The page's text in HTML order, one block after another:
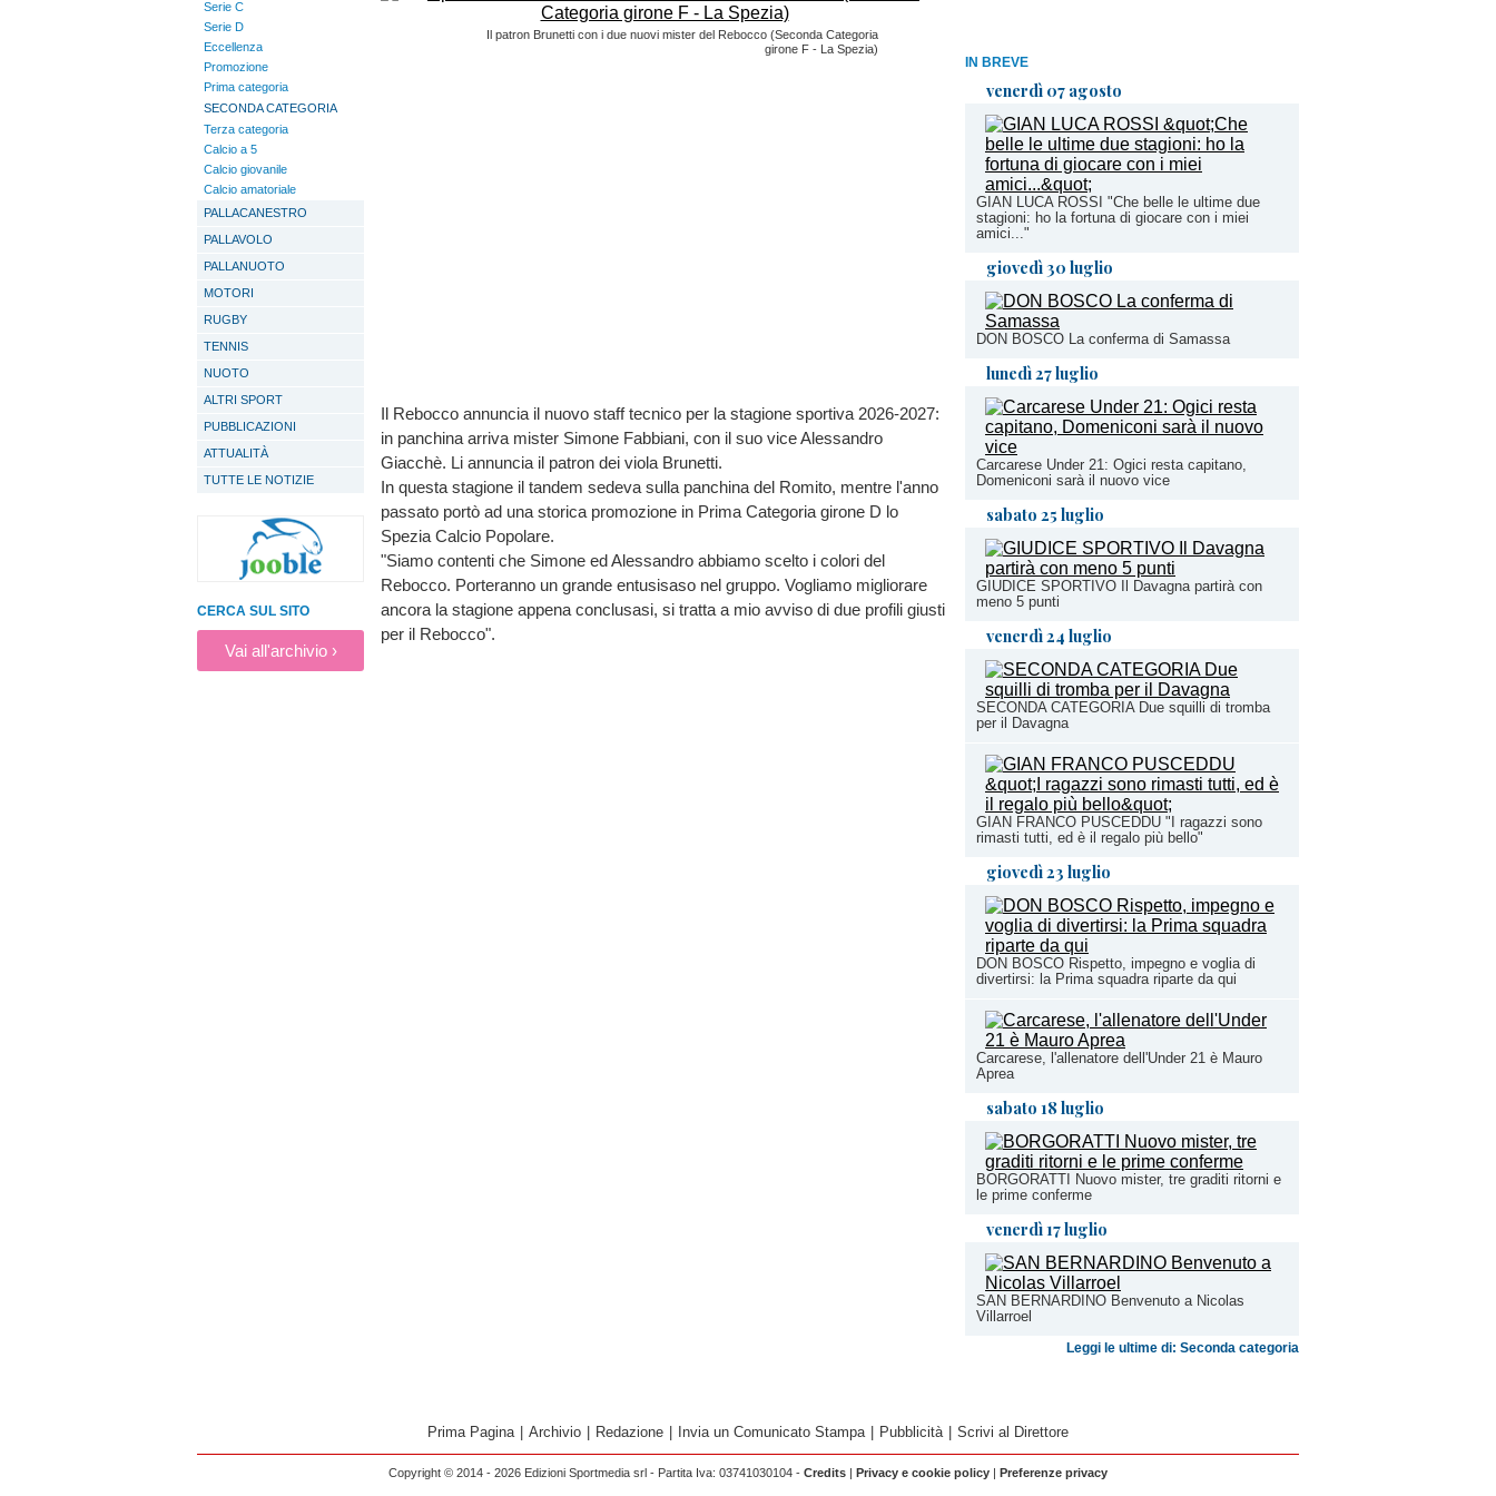
IN BREVE
venerdì 07 agosto
GIAN LUCA ROSSI "Che belle le ultime due
stagioni: ho la fortuna di giocare con i miei
amici..."
giovedì 30 luglio
DON BOSCO La conferma di Samassa
lunedì 27 luglio
Carcarese Under 21: Ogici resta capitano,
Domeniconi sarà il nuovo vice
sabato 25 luglio
GIUDICE SPORTIVO Il Davagna partirà con
meno 5 punti
venerdì 24 luglio
SECONDA CATEGORIA Due squilli di tromba
per il Davagna
GIAN FRANCO PUSCEDDU "I ragazzi sono
rimasti tutti, ed è il regalo più bello"
giovedì 23 luglio
DON BOSCO Rispetto, impegno e voglia di
divertirsi: la Prima squadra riparte da qui
Carcarese, l'allenatore dell'Under 21 è Mauro
Aprea
sabato 18 luglio
BORGORATTI Nuovo mister, tre graditi ritorni e
le prime conferme
venerdì 17 luglio
SAN BERNARDINO Benvenuto a Nicolas
Villarroel
Leggi le ultime di: Seconda categoria
Serie C
Serie D
Eccellenza
Promozione
Prima categoria
SECONDA CATEGORIA
Terza categoria
Calcio a 5
Calcio giovanile
Calcio amatoriale
PALLACANESTRO
PALLAVOLO
PALLANUOTO
MOTORI
RUGBY
TENNIS
NUOTO
ALTRI SPORT
PUBBLICAZIONI
ATTUALITÀ
TUTTE LE NOTIZIE
CERCA SUL SITO
Vai all'archivio ›
Il patron Brunetti con i due nuovi mister del Rebocco (Seconda Categoria
girone F - La Spezia)
Il Rebocco annuncia il nuovo staff tecnico per la stagione sportiva 2026-2027:
in panchina arriva mister Simone Fabbiani, con il suo vice Alessandro
Giacchè. Li annuncia il patron dei viola Brunetti.
In questa stagione il tandem sedeva sulla panchina del Romito, mentre l'anno
passato portò ad una storica promozione in Prima Categoria girone D lo
Spezia Calcio Popolare.
"Siamo contenti che Simone ed Alessandro abbiamo scelto i colori del
Rebocco. Porteranno un grande entusisaso nel gruppo. Vogliamo migliorare
ancora la stagione appena conclusasi, si tratta a mio avviso di due profili giusti
per il Rebocco".
Prima Pagina Archivio Redazione Invia un Comunicato Stampa Pubblicità Scrivi al Direttore
Copyright © 2014 - 2026 Edizioni Sportmedia srl - Partita Iva: 03741030104 - Credits | Privacy e cookie policy | Preferenze privacy